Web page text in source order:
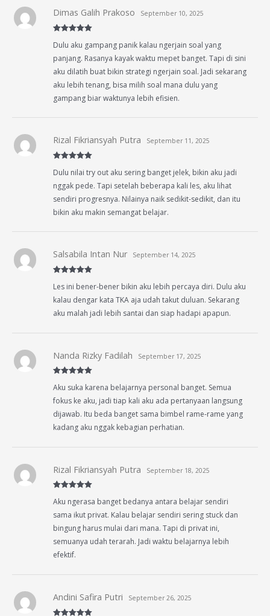
of 5
Dimas Galih Prakoso September 10, 2025
Dulu aku gampang panik kalau ngerjain soal yang
panjang. Rasanya kayak waktu mepet banget. Tapi di sini
aku dilatih buat bikin strategi ngerjain soal. Jadi sekarang
aku lebih tenang, bisa milih soal mana dulu yang
gampang biar waktunya lebih efisien.
of 5
Rizal Fikriansyah Putra September 11, 2025
Dulu nilai try out aku sering banget jelek, bikin aku jadi
nggak pede. Tapi setelah beberapa kali les, aku lihat
sendiri progresnya. Nilainya naik sedikit-sedikit, dan itu
bikin aku makin semangat belajar.
of 5
Salsabila Intan Nur September 14, 2025
Les ini bener-bener bikin aku lebih percaya diri. Dulu aku
kalau dengar kata TKA aja udah takut duluan. Sekarang
aku malah jadi lebih santai dan siap hadapi apapun.
of 5
Nanda Rizky Fadilah September 17, 2025
Aku suka karena belajarnya personal banget. Semua
fokus ke aku, jadi tiap kali aku ada pertanyaan langsung
dijawab. Itu beda banget sama bimbel rame-rame yang
kadang aku nggak kebagian perhatian.
of 5
Rizal Fikriansyah Putra September 18, 2025
Aku ngerasa banget bedanya antara belajar sendiri
sama ikut privat. Kalau belajar sendiri sering stuck dan
bingung harus mulai dari mana. Tapi di privat ini,
semuanya udah terarah. Jadi waktu belajarnya lebih
efektif.
Andini Safira Putri September 26, 2025